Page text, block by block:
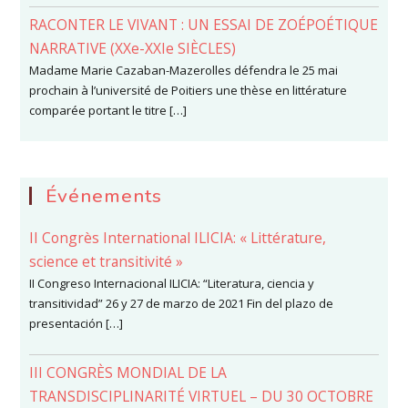
RACONTER LE VIVANT : UN ESSAI DE ZOÉPOÉTIQUE
NARRATIVE (XXe-XXIe SIÈCLES)
Madame Marie Cazaban-Mazerolles défendra le 25 mai
prochain à l’université de Poitiers une thèse en littérature
comparée portant le titre […]
Événements
II Congrès International ILICIA: « Littérature,
science et transitivité »
II Congreso Internacional ILICIA: “Literatura, ciencia y
transitividad” 26 y 27 de marzo de 2021 Fin del plazo de
presentación […]
III CONGRÈS MONDIAL DE LA
TRANSDISCIPLINARITÉ VIRTUEL – DU 30 OCTOBRE